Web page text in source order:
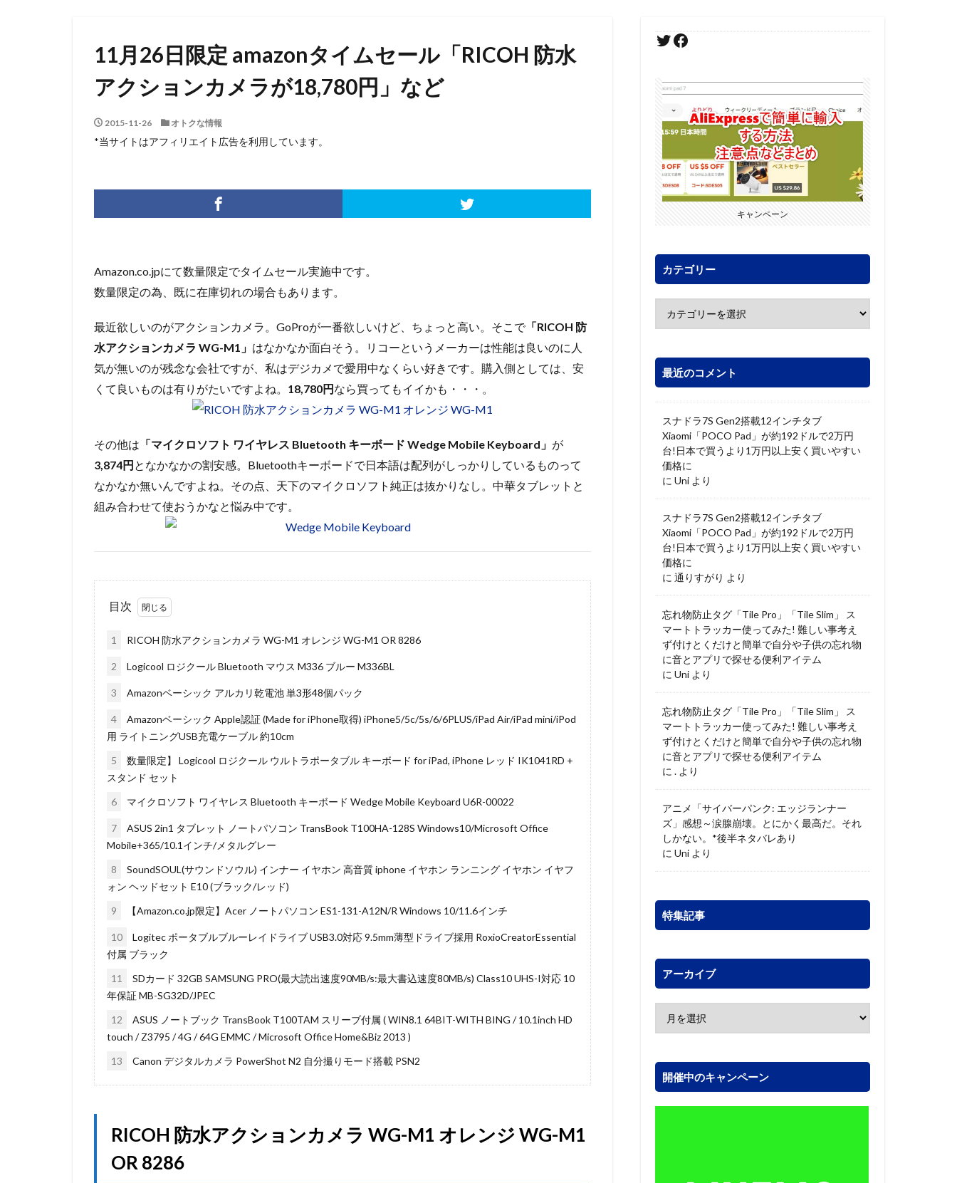
11月26日限定 amazonタイムセール「RICOH 防水
アクションカメラが18,780円」など
2015-11-26 オトクな情報
*当サイトはアフィリエイト広告を利用しています。
Amazon.co.jpにて数量限定でタイムセール実施中です。
数量限定の為、既に在庫切れの場合もあります。
最近欲しいのがアクションカメラ。GoProが一番欲しいけど、ちょっと高い。そこで「RICOH 防
水アクションカメラ WG-M1」 はなかなか面白そう。リコーというメーカーは性能は良いのに人
気が無いのが残念な会社ですが、私はデジカメで愛用中なくらい好きです。購入側としては、安
くて良いものは有りがたいですよね。 18,780円なら買ってもイイかも・・・。
その他は 「マイクロソフト ワイヤレス Bluetooth キーボード Wedge Mobile Keyboard」 が
3,874円となかなかの割安感。Bluetoothキーボードで日本語は配列がしっかりしているものって
なかなか無いんですよね。その点、天下のマイクロソフト純正は抜かりなし。中華タブレットと
組み合わせて使おうかなと悩み中です。
目次
1 RICOH 防水アクションカメラ WG-M1 オレンジ WG-M1 OR 8286
2 Logicool ロジクール Bluetooth マウス M336 ブルー M336BL
3 Amazonベーシック アルカリ乾電池 単3形48個パック
4
Amazonベーシック Apple認証 (Made for iPhone取得) iPhone5/5c/5s/6/6PLUS/iPad Air/iPad mini/iPod
用 ライトニングUSB充電ケーブル 約10cm
5
数量限定】 Logicool ロジクール ウルトラポータブル キーボード for iPad, iPhone レッド IK1041RD +
スタンド セット
6
マイクロソフト ワイヤレス Bluetooth キーボード Wedge Mobile Keyboard U6R-00022
7
ASUS 2in1 タブレット ノートパソコン TransBook T100HA-128S Windows10/Microsoft Office
Mobile+365/10.1インチ/メタルグレー
8
SoundSOUL(サウンドソウル) インナー イヤホン 高音質 iphone イヤホン ランニング イヤホン イヤフ
ォン ヘッドセット E10 (ブラック/レッド)
9
【Amazon.co.jp限定】Acer ノートパソコン ES1-131-A12N/R Windows 10/11.6インチ
10
Logitec ポータブルブルーレイドライブ USB3.0対応 9.5mm薄型ドライブ採用 RoxioCreatorEssential
付属 ブラック
11
SDカード 32GB SAMSUNG PRO(最大読出速度90MB/s:最大書込速度80MB/s) Class10 UHS-I対応 10
年保証 MB-SG32D/JPEC
12
ASUS ノートブック TransBook T100TAM スリーブ付属 ( WIN8.1 64BIT-WITH BING / 10.1inch HD
touch / Z3795 / 4G / 64G EMMC / Microsoft Office Home&Biz 2013 )
13
Canon デジタルカメラ PowerShot N2 自分撮りモード搭載 PSN2
RICOH 防水アクションカメラ WG-M1 オレンジ WG-M1
OR 8286
キャンペーン
カテゴリー
最近のコメント
スナドラ7S Gen2搭載12インチタブ
Xiaomi「POCO Pad」が約192ドルで2万円
台!日本で買うより1万円以上安く買いやすい
価格に
に Uni より
スナドラ7S Gen2搭載12インチタブ
Xiaomi「POCO Pad」が約192ドルで2万円
台!日本で買うより1万円以上安く買いやすい
価格に
に 通りすがり より
忘れ物防止タグ「Tile Pro」「Tile Slim」 ス
マートトラッカー使ってみた! 難しい事考え
ず付けとくだけと簡単で自分や子供の忘れ物
に音とアプリで探せる便利アイテム
に Uni より
忘れ物防止タグ「Tile Pro」「Tile Slim」 ス
マートトラッカー使ってみた! 難しい事考え
ず付けとくだけと簡単で自分や子供の忘れ物
に音とアプリで探せる便利アイテム
に . より
アニメ「サイバーパンク: エッジランナー
ズ」感想～涙腺崩壊。とにかく最高だ。それ
しかない。*後半ネタバレあり
に Uni より
特集記事
アーカイブ
開催中のキャンペーン